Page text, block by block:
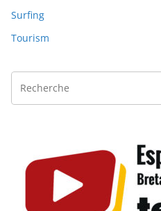
Surfing
Tourism